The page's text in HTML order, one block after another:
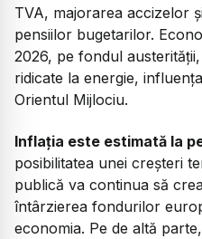
TVA, majorarea accizelor
pensiilor bugetarilor.
2026, pe fondul
ridicate la energie,
Orientul Mijlociu.
Inflația este estimată la
posibilitatea unei creșteri
publică va continua să
întârzierea fondurilor
economia. Pe de altă